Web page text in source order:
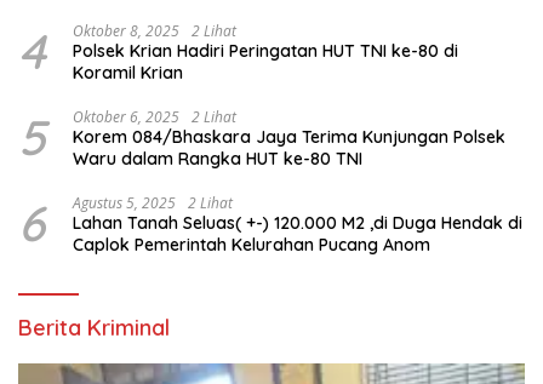
4 Oktober 8, 2025 2 Lihat
Polsek Krian Hadiri Peringatan HUT TNI ke-80 di
Koramil Krian
5 Oktober 6, 2025 2 Lihat
Korem 084/Bhaskara Jaya Terima Kunjungan Polsek
6 Agustus 5, 2025 2 Lihat
Lahan Tanah Seluas( +-) 120.000 M2 ,di Duga Hendak di
Caplok Pemerintah Kelurahan Pucang Anom
Berita Kriminal